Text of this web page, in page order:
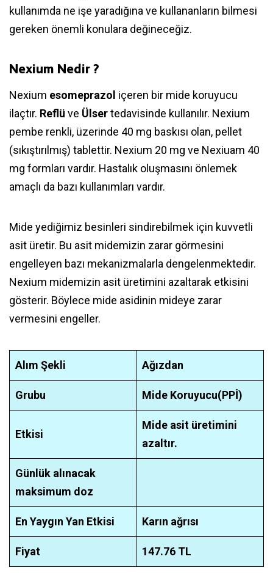
kullanımda ne işe yaradığına ve kullananların bilmesi
gereken önemli konulara değineceğiz.
Nexium Nedir ?
Nexium esomeprazol içeren bir mide koruyucu
ilaçtır. Reflü ve Ülsertedavisinde kullanılır. Nexium
pembe renkli, üzerinde 40 mg baskısı olan, pellet
(sıkıştırılmış) tablettir. Nexium 20 mg ve Nexiuam 40
mg formları vardır. Hastalık oluşmasını önlemek
amaçlı da bazı kullanımları vardır.
Mide yediğimiz besinleri sindirebilmek için kuvvetli
asit üretir. Bu asit midemizin zarar görmesini
engelleyen bazı mekanizmalarla dengelenmektedir.
Nexium midemizin asit üretimini azaltarak etkisini
gösterir. Böylece mide asidinin mideye zarar
vermesini engeller.
Alım Şekli Ağızdan
Grubu Mide Koruyucu(PPİ)
Etkisi
Mide asit üretimini
azaltır.
Günlük alınacak
maksimum doz
En Yaygın Yan Etkisi Karın ağrısı
Fiyat 147.76 TL